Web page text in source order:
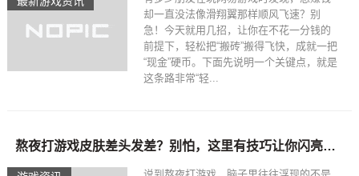
却一直没法像滑翔翼那样顺风飞速？别
急！今天就用几招，让你在不花一分钱的
前提下，轻松把“搬砖”搬得飞快，成就一把
“现金”硬币。下面先说明一个关键点，就是
这条路非常“轻...
熬夜打游戏皮肤差头发差？别怕，这里有技巧让你闪亮登场